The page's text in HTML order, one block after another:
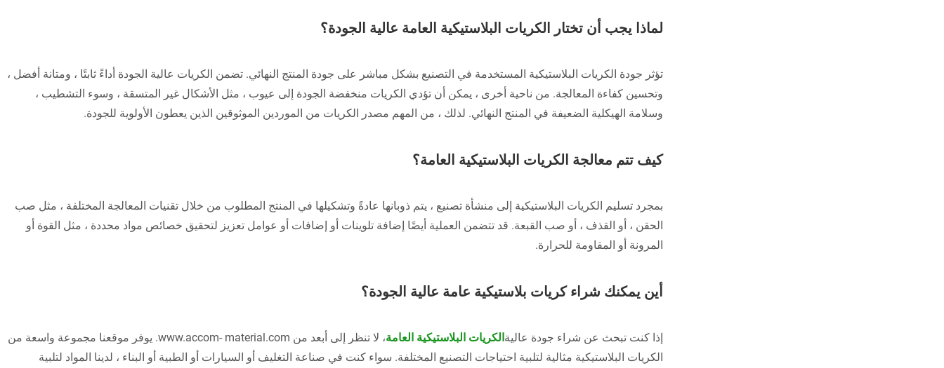
لماذا يجب أن تختار الكريات البلاستيكية العامة عالية الجودة؟
تؤثر جودة الكريات البلاستيكية المستخدمة في التصنيع بشكل مباشر على جودة المنتج النهائي. تضمن الكريات عالية الجودة أداءً ثابتًا ، ومتانة أفضل ،
وتحسين كفاءة المعالجة. من ناحية أخرى ، يمكن أن تؤدي الكريات منخفضة الجودة إلى عيوب ، مثل الأشكال غير المتسقة ، وسوء التشطيب ،
وسلامة الهيكلية الضعيفة في المنتج النهائي. لذلك ، من المهم مصدر الكريات من الموردين الموثوقين الذين يعطون الأولوية للجودة.
كيف تتم معالجة الكريات البلاستيكية العامة؟
بمجرد تسليم الكريات البلاستيكية إلى منشأة تصنيع ، يتم ذوبانها عادةً وتشكيلها في المنتج المطلوب من خلال تقنيات المعالجة المختلفة ، مثل صب
الحقن ، أو القذف ، أو صب القبعة. قد تتضمن العملية أيضًا إضافة تلوينات أو إضافات أو عوامل تعزيز لتحقيق خصائص مواد محددة ، مثل القوة أو
المرونة أو المقاومة للحرارة.
أين يمكنك شراء كريات بلاستيكية عامة عالية الجودة؟
إذا كنت تبحث عن شراء جودة عاليةالكريات البلاستيكية العامة
، لا تنظر إلى أبعد من www.accom- material.com. يوفر موقعنا مجموعة واسعة من
الكريات البلاستيكية مثالية لتلبية احتياجات التصنيع المختلفة. سواء كنت في صناعة التغليف أو السيارات أو الطبية أو البناء ، لدينا المواد لتلبية